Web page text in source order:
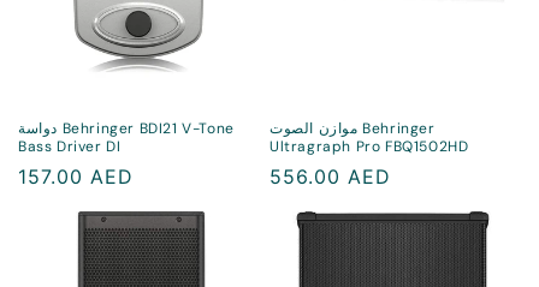
دواسة Behringer BDI21 V-Tone
Bass Driver DI
سعر
157.00 AED
موازن الصوت Behringer
Ultragraph Pro FBQ1502HD
سعر
556.00 AED